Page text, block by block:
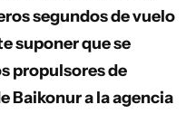
segundos de vuelo
suponer que se
propulsores de
Baikonur a la agencia